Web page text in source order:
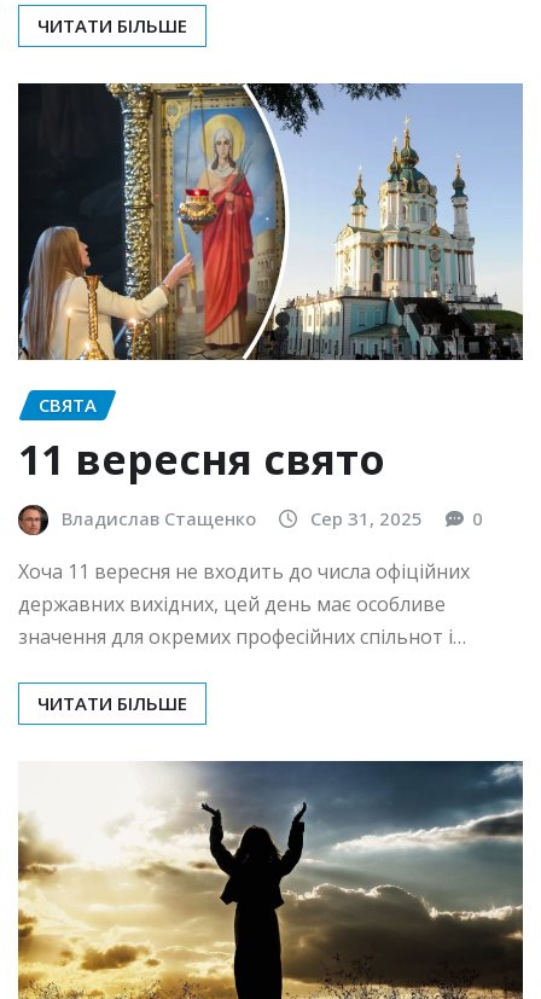
ЧИТАТИ БІЛЬШЕ
СВЯТА
11 вересня свято
Владислав Стащенко Сер 31, 2025 0
Хоча 11 вересня не входить до числа офіційних
державних вихідних, цей день має особливе
значення для окремих професійних спільнот і…
ЧИТАТИ БІЛЬШЕ